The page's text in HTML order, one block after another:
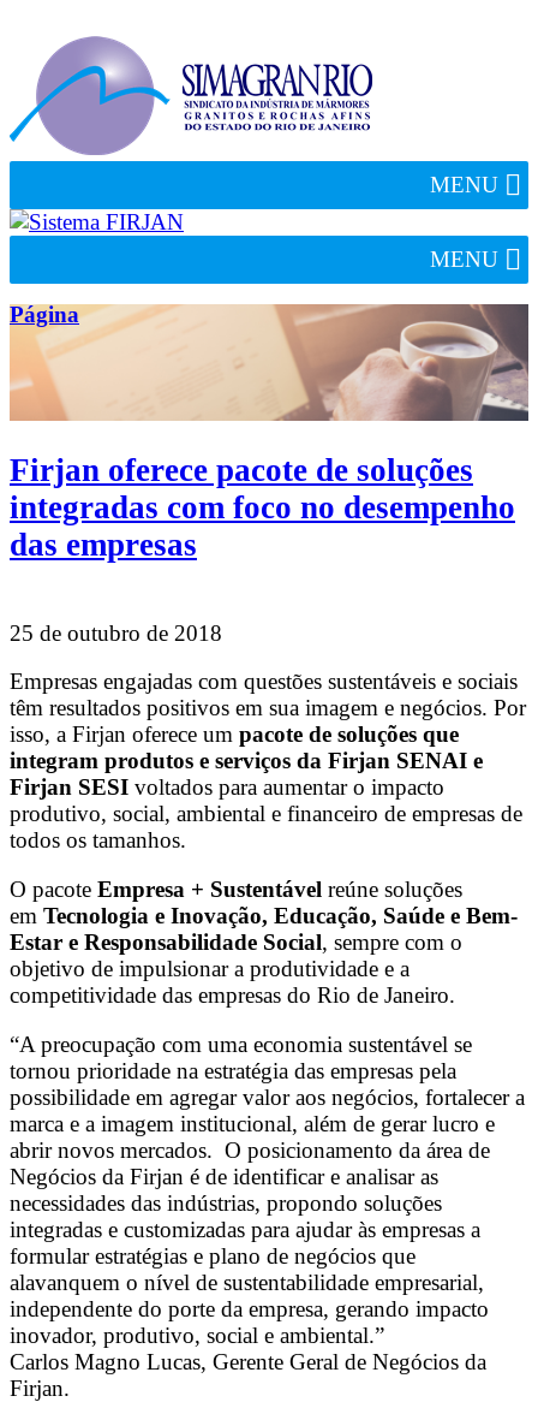
MENU
MENU
Página
Firjan oferece pacote de soluções
integradas com foco no desempenho
das empresas
25 de outubro de 2018
Empresas engajadas com questões sustentáveis e sociais
têm resultados positivos em sua imagem e negócios. Por
isso, a Firjan oferece um pacote de soluções que
integram produtos e serviços da Firjan SENAI e
Firjan SESI voltados para aumentar o impacto
produtivo, social, ambiental e financeiro de empresas de
todos os tamanhos.
O pacote Empresa + Sustentável reúne soluções
em Tecnologia e Inovação, Educação, Saúde e Bem-
Estar e Responsabilidade Social, sempre com o
objetivo de impulsionar a produtividade e a
competitividade das empresas do Rio de Janeiro.
“A preocupação com uma economia sustentável se
tornou prioridade na estratégia das empresas pela
possibilidade em agregar valor aos negócios, fortalecer a
marca e a imagem institucional, além de gerar lucro e
abrir novos mercados. O posicionamento da área de
Negócios da Firjan é de identificar e analisar as
necessidades das indústrias, propondo soluções
integradas e customizadas para ajudar às empresas a
formular estratégias e plano de negócios que
alavanquem o nível de sustentabilidade empresarial,
independente do porte da empresa, gerando impacto
inovador, produtivo, social e ambiental.”
Carlos Magno Lucas, Gerente Geral de Negócios da
Firjan.